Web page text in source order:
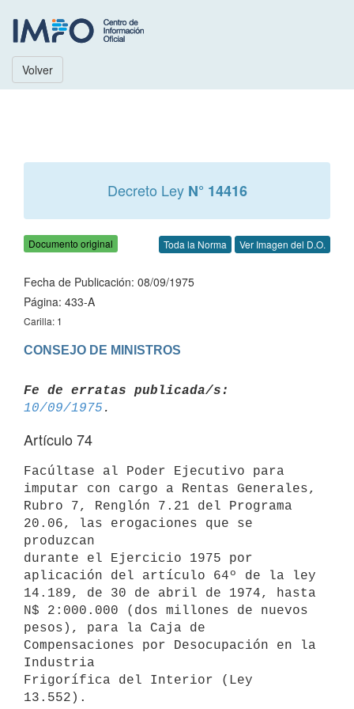
Volver
Decreto Ley N° 14416
Documento original Toda la Norma Ver Imagen del D.O.
Fecha de Publicación: 08/09/1975
Página: 433-A
Carilla: 1
CONSEJO DE MINISTROS
Fe de erratas publicada/s:
10/09/1975
Artículo 74
Facúltase al Poder Ejecutivo para
imputar con cargo a Rentas Generales,
Rubro 7, Renglón 7.21 del Programa
20.06, las erogaciones que se
produzcan
durante el Ejercicio 1975 por
aplicación del artículo 64º de la ley
14.189, de 30 de abril de 1974, hasta
N$ 2:000.000 (dos millones de nuevos
pesos), para la Caja de
Compensaciones por Desocupación en la
Industria
Frigorífica del Interior (Ley
13.552).